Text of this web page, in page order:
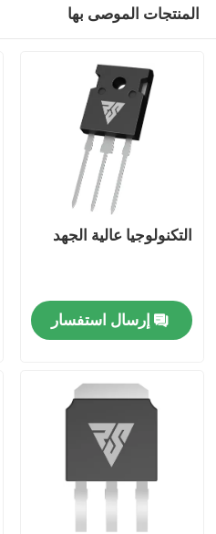
المنزل
معلومات عنا
جولة في المعمل
المنتجات الموصى بها
التكنولوجيا عالية الجهد
إرسال استفسار